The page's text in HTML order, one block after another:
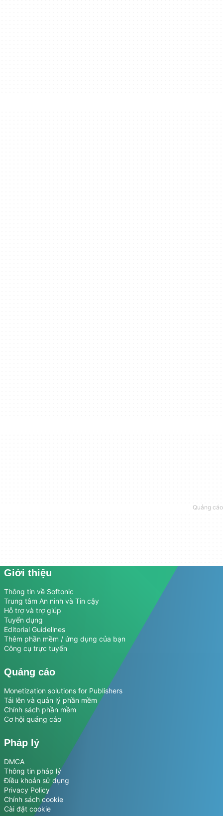
Giới thiệu
Thông tin về Softonic
Trung tâm An ninh và Tin cậy
Hỗ trợ và trợ giúp
Tuyển dụng
Editorial Guidelines
Thêm phần mềm / ứng dụng của bạn
Công cụ trực tuyến
Quảng cáo
Monetization solutions for Publishers
Tải lên và quản lý phần mềm
Chính sách phần mềm
Cơ hội quảng cáo
Pháp lý
DMCA
Thông tin pháp lý
Điều khoản sử dụng
Privacy Policy
Chính sách cookie
Cài đặt cookie